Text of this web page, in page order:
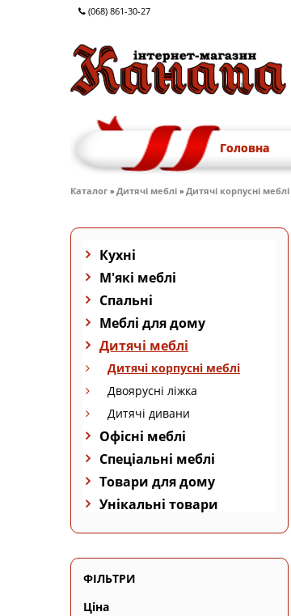
(068) 861-30-27
Головна
Каталог » Дитячі меблі » Дитячі корпусні меблі
Кухні
М'які меблі
Спальні
Меблі для дому
Дитячі меблі
Дитячі корпусні меблі
Двоярусні ліжка
Дитячі дивани
Офісні меблі
Спеціальні меблі
Товари для дому
Унікальні товари
ФІЛЬТРИ
Ціна